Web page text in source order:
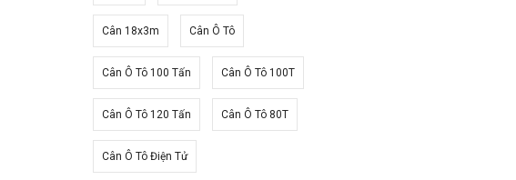
Cân 18x3m Cân Ô Tô
Cân Ô Tô 100 Tấn Cân Ô Tô 100T
Cân Ô Tô 120 Tấn Cân Ô Tô 80T
Cân Ô Tô Điện Tử